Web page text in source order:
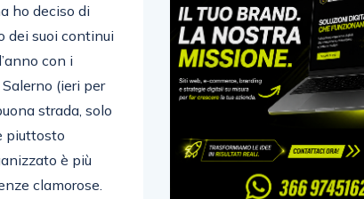
ho deciso di
dei suoi continui
con i
(ieri per
strada, solo
piuttosto
è più
clamorose.